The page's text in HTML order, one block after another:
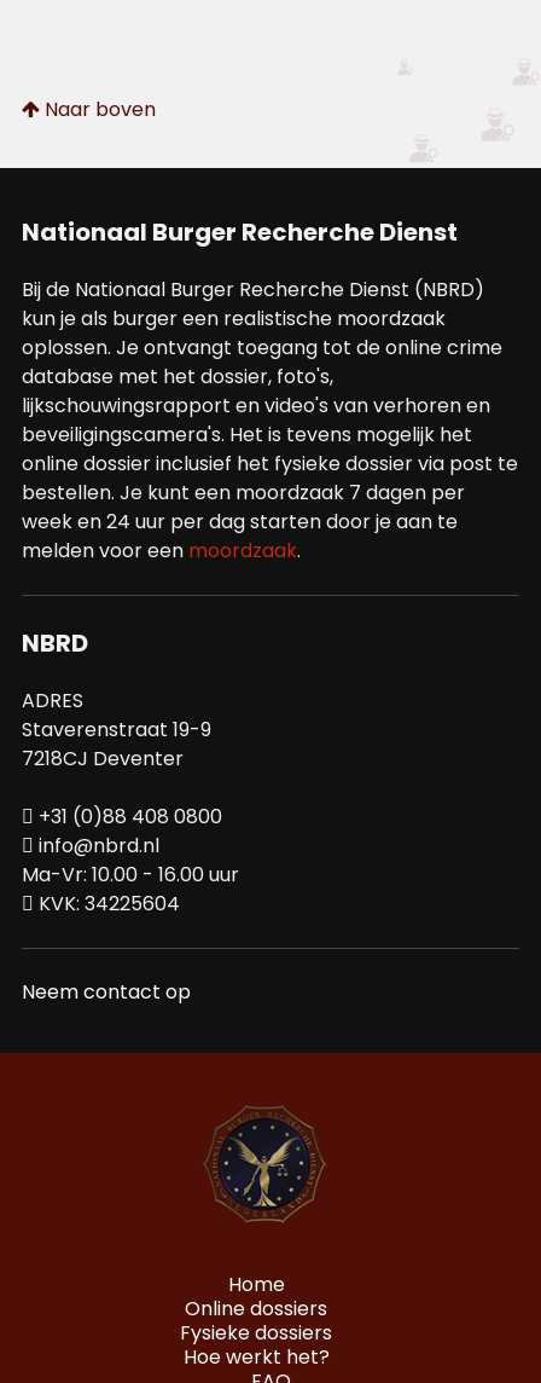
Naar boven
Nationaal Burger Recherche Dienst
Bij de Nationaal Burger Recherche Dienst (NBRD)
kun je als burger een realistische moordzaak
oplossen. Je ontvangt toegang tot de online crime
database met het dossier, foto's,
lijkschouwingsrapport en video's van verhoren en
beveiligingscamera's. Het is tevens mogelijk het
online dossier inclusief het fysieke dossier via post te
bestellen. Je kunt een moordzaak 7 dagen per
week en 24 uur per dag starten door je aan te
melden voor een moordzaak.
NBRD
ADRES
Staverenstraat 19-9
7218CJ Deventer
+31 (0)88 408 0800
info@nbrd.nl
Ma-Vr: 10.00 - 16.00 uur
KVK: 34225604
Neem contact op
Home
Online dossiers
Fysieke dossiers
Hoe werkt het?